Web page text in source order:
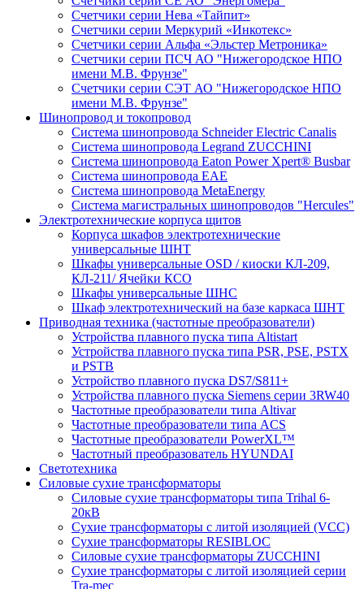
Счетчики серии Нева «Тайпит»
Счетчики серии Меркурий «Инкотекс»
Счетчики серии Альфа «Эльстер Метроника»
Счетчики серии ПСЧ АО "Нижегородское НПО
имени М.В. Фрунзе"
Счетчики серии СЭТ АО "Нижегородское НПО
имени М.В. Фрунзе"
Шинопровод и токопровод
Система шинопровода Schneider Electric Canalis
Система шинопровода Legrand ZUCCHINI
Система шинопровода Eaton Power Xpert® Busbar
Система шинопровода EAE
Система шинопровода MetaEnergy
Система магистральных шинопроводов "Hercules"
Электротехнические корпуса щитов
Корпуса шкафов электротехнические
универсальные ШНТ
Шкафы универсальные OSD / киоски КЛ-209,
КЛ-211/ Ячейки КСО
Шкафы универсальные ШНС
Шкаф электротехнический на базе каркаса ШНТ
Приводная техника (частотные преобразователи)
Устройства плавного пуска типа Altistart
Устройства плавного пуска типа PSR, PSE, PSTX
и PSTB
Устройство плавного пуска DS7/S811+
Устройства плавного пуска Siemens серии 3RW40
Частотные преобразователи типа Altivar
Частотные преобразователи типа ACS
Частотные преобразователи PowerXL™
Частотный преобразователь HYUNDAI
Светотехника
Силовые сухие трансформаторы
Силовые сухие трансформаторы типа Trihal 6-
20кВ
Сухие трансформаторы с литой изоляцией (VCC)
Сухие трансформаторы RESIBLOC
Силовые сухие трансформаторы ZUCCHINI
Сухие трансформаторы с литой изоляцией серии
Tra-mec